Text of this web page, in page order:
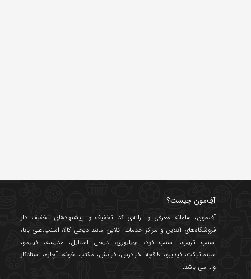
آفِ‌مون چیست؟
آفِ‌مون، سامانه معرفی و ارائه‌یکد تخفیف و پیشنهادهای تخفیف دار
فروشگاه‌های آنلاین و مراکز خدمات آنلاین ماننددیجی کالا، اسنپ،علی بابا،
اسنپ تریپ، اسنپ فود، چیلیوری،دیجی استایل، مدیسه، فیلیمو،
سینماتیکت،فیدیبو، طاقچه ،فرادرس، فرانش، مکتب خونه،آچاره، استادکار
و... می باشد.